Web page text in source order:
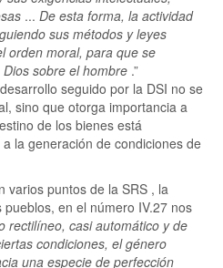
... De esta forma, la actividad
sus métodos y leyes
orden moral, para que se
sobre el hombre .”
seguido por la DSI no se
sino que otorga importancia a
de los bienes está
la generación de condiciones de
varios puntos de la SRS , la
en el número IV.27 nos
rectilíneo, casi automático y de
condiciones, el género
una especie de perfección